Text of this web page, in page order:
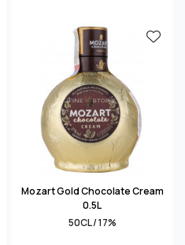
Mozart Gold Chocolate Cream
0.5L
50CL / 17%